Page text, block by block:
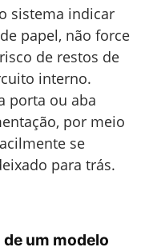
sistema indicar
papel, não force
de restos de
interno.
porta ou aba
por meio
se
para trás.
um modelo